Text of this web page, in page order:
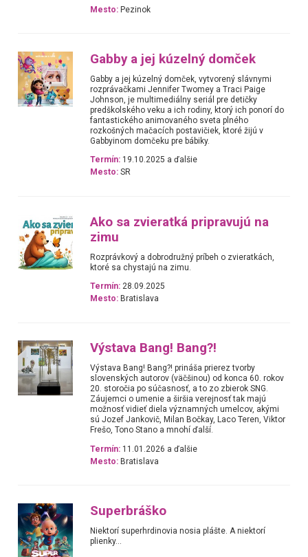
Mesto: Pezinok
Gabby a jej kúzelný domček
Gabby a jej kúzelný domček, vytvorený slávnymi
rozprávačkami Jennifer Twomey a Traci Paige
Johnson, je multimediálny seriál pre detičky
predškolského veku a ich rodiny, ktorý ich ponorí do
fantastického animovaného sveta plného
rozkošných mačacích postavičiek, ktoré žijú v
Gabbyinom domčeku pre bábiky.
Termín: 19.10.2025 a ďalšie
Mesto: SR
Ako sa zvieratká pripravujú na
zimu
Rozprávkový a dobrodružný príbeh o zvieratkách,
ktoré sa chystajú na zimu.
Termín: 28.09.2025
Mesto: Bratislava
Výstava Bang! Bang?!
Výstava Bang! Bang?! prináša prierez tvorby
slovenských autorov (väčšinou) od konca 60. rokov
20. storočia po súčasnosť, a to zo zbierok SNG.
Záujemci o umenie a širšia verejnosť tak majú
možnosť vidieť diela významných umelcov, akými
sú Jozef Jankovič, Milan Bočkay, Laco Teren, Viktor
Frešo, Tono Stano a mnohí ďalší.
Termín: 11.01.2026 a ďalšie
Mesto: Bratislava
Superbráško
Niektorí superhrdinovia nosia plášte. A niektorí
plienky...